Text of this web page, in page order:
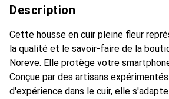
Description
Cette housse en cuir pleine fleur
la qualité et le savoir-faire de la
Noreve. Elle protège votre
Conçue par des artisans
d'expérience dans le cuir, elle